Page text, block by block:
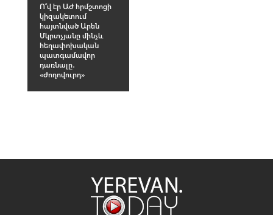
Ո՞վ էր ԱԺ հրմշտոցի
կիզակետում
հայտնված Արեն
Մկրտչյանը մինչև
հեղափոխական
պատգամավոր
դառնալը․
«Ժողովուրդ»